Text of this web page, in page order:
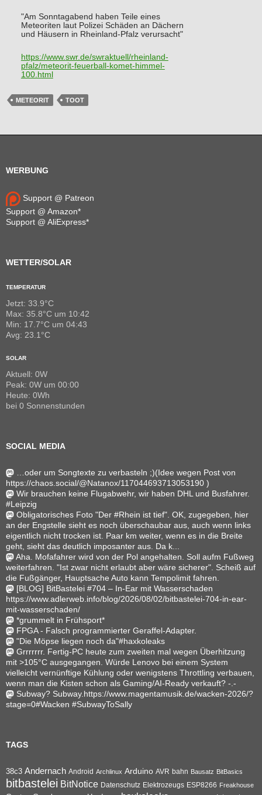
"Am Sonntagabend haben Teile eines
Meteoriten laut Polizei Schäden an Dächern
und Häusern in Rheinland-Pfalz verursacht"
https://www. swr.de/swraktuell/rheinland-
pfalz/meteorit-feuerball-komet-himmel-
100.html
METEORIT TOOT
WERBUNG
Support @ Patreon
Support @ Amazon*
Support @ AliExpress*
WETTER/SOLAR
TEMPERATUR
Jetzt: 33.9°C
Max: 35.8°C um 10:42
Min: 17.7°C um 04:43
Avg: 23.1°C
SOLAR
Aktuell: 0W
Peak: 0W um 00:00
Heute: 0Wh
bei 0 Sonnenstunden
SOCIAL MEDIA
…oder um Songtexte zu verbasteln ;)(Idee wegen Post von
https://chaos.social/@Natanox/117044693713053190 )
Wir brauchen keine Flugabwehr, wir haben DHL und Busfahrer.
#Leipzig
Obligatorisches Foto "Der #Rhein ist tief". OK, zugegeben, hier
an der Engstelle sieht es noch überschaubar aus, auch wenn links
eigentlich nicht trocken ist. Paar km weiter, wenn es in die Breite
geht, sieht das deutlich imposanter aus. Da k...
Aha. Mofafahrer wird von der Pol angehalten. Soll aufm Fußweg
weiterfahren. "Ist zwar nicht erlaubt aber wäre sicherer". Scheiß auf
die Fußgänger, Hauptsache Auto kann Tempolimit fahren.
[BLOG] BitBastelei #704 – In-Ear mit Wasserschaden
https://www.adlerweb.info/blog/2026/08/02/bitbastelei-704-in-ear-
mit-wasserschaden/
*grummelt in Frühsport*
FPGA - Falsch programmierter Geraffel-Adapter.
"Die Möpse liegen noch da"#haxkoleaks
Grrrrrrr. Fertig-PC heute zum zweiten mal wegen Überhitzung
mit >105°C ausgegangen. Würde Lenovo bei einem System
vielleicht vernünftige Kühlung oder wenigstens Throttling verbauen,
wenn man die Kisten schon als Gaming/AI-Ready verkauft? -.-
Subway? Subway.https://www.magentamusik.de/wacken-2026/?
stage=0#Wacken #SubwayToSally
TAGS
38c3 Andernach Android Archlinux Arduino AVR bahn Bausatz BitBasics
bitbastelei BitNotice Datenschutz Elektrozeugs ESP8266 Freakhouse